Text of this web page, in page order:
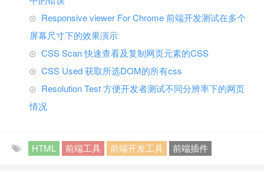
Responsive viewer For Chrome 前端开发测试在多个
屏幕尺寸下的效果演示
CSS Scan 快速查看及复制网页元素的CSS
CSS Used 获取所选DOM的所有css
Resolution Test 方便开发者测试不同分辨率下的网页
情况
HTML 前端工具 前端开发工具 前端插件